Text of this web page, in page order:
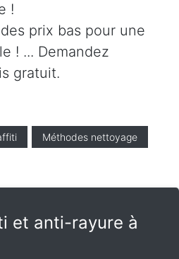
!
prix bas pour une
! ... Demandez
gratuit.
Méthodes nettoyage
et anti-rayure à